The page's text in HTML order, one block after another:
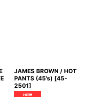
JAMES BROWN / HOT
PANTS (45's) [45-
2501]